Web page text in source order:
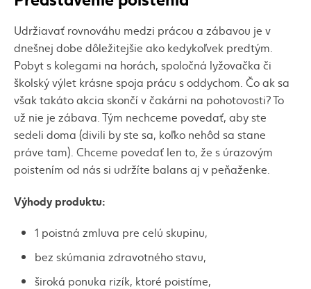
Udržiavať rovnováhu medzi prácou a zábavou je v
dnešnej dobe dôležitejšie ako kedykoľvek predtým.
Pobyt s kolegami na horách, spoločná lyžovačka či
školský výlet krásne spoja prácu s oddychom. Čo ak sa
však takáto akcia skončí v čakárni na pohotovosti? To
už nie je zábava. Tým nechceme povedať, aby ste
sedeli doma (divili by ste sa, koľko nehôd sa stane
práve tam). Chceme povedať len to, že s úrazovým
poistením od nás si udržíte balans aj v peňaženke.
Výhody produktu:
1 poistná zmluva pre celú skupinu,
bez skúmania zdravotného stavu,
široká ponuka rizík, ktoré poistíme,